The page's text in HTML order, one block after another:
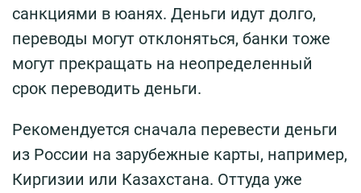
санкциями в юанях. Деньги идут долго,
переводы могут отклоняться, банки тоже
могут прекращать на неопределенный
срок переводить деньги.
Рекомендуется cначала перевести деньги
из России на зарубежные карты, например,
Киргизии или Казахстана. Оттуда уже